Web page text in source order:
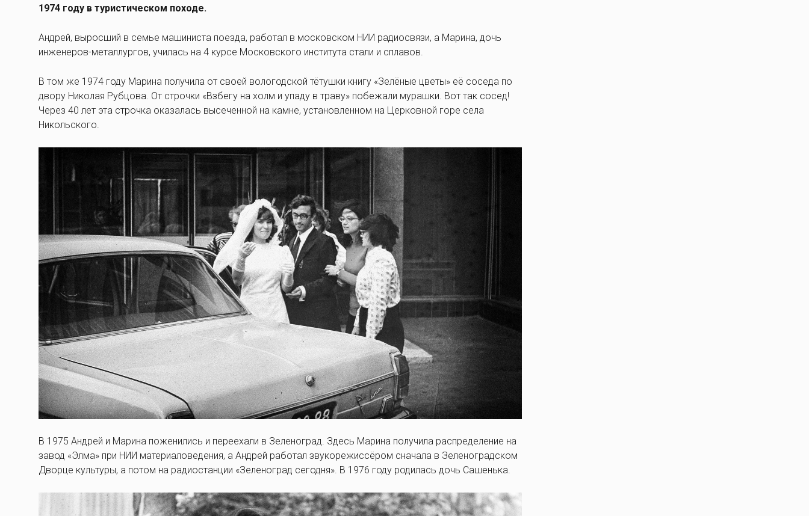
1974 году в туристическом походе.
Андрей, выросший в семье машиниста поезда, работал в московском НИИ радиосвязи, а Марина, дочь
инженеров-металлургов, училась на 4 курсе Московского института стали и сплавов.
В том же 1974 году Марина получила от своей вологодской тётушки книгу «Зелёные цветы» её соседа по
двору Николая Рубцова. От строчки «Взбегу на холм и упаду в траву» побежали мурашки. Вот так сосед!
Через 40 лет эта строчка оказалась высеченной на камне, установленном на Церковной горе села
Никольского.
В 1975 Андрей и Марина поженились и переехали в Зеленоград. Здесь Марина получила распределение на
завод «Элма» при НИИ материаловедения, а Андрей работал звукорежиссёром сначала в Зеленоградском
Дворце культуры, а потом на радиостанции «Зеленоград сегодня». В 1976 году родилась дочь Сашенька.